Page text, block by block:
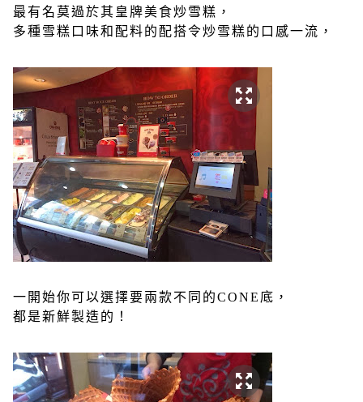
最有名莫過於其皇牌美食炒雪糕，
多種雪糕口味和配料的配搭令炒雪糕的口感一流，
一開始你可以選擇要兩款不同的CONE底，
都是新鮮製造的！